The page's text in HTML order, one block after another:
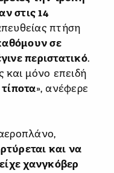
στις 14
πτήση
σε
περιστατικό.
και μόνο επειδή
», ανέφερε
και να
χανγκόβερ